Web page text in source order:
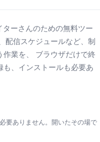
ーさんのための無料ツー
配信スケジュールなど、制
業を、 ブラウザだけで終
、インストールも必要あ
要ありません。開いたその場で